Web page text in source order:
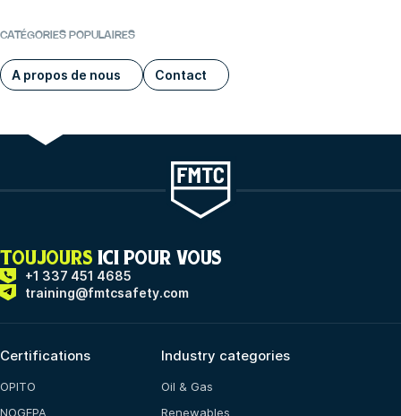
CATÉGORIES POPULAIRES
A propos de nous Contact
TOUJOURS ICI POUR VOUS
+1 337 451 4685
training@fmtcsafety.com
Certifications
OPITO
NOGEPA
Industry categories
Oil & Gas
Renewables